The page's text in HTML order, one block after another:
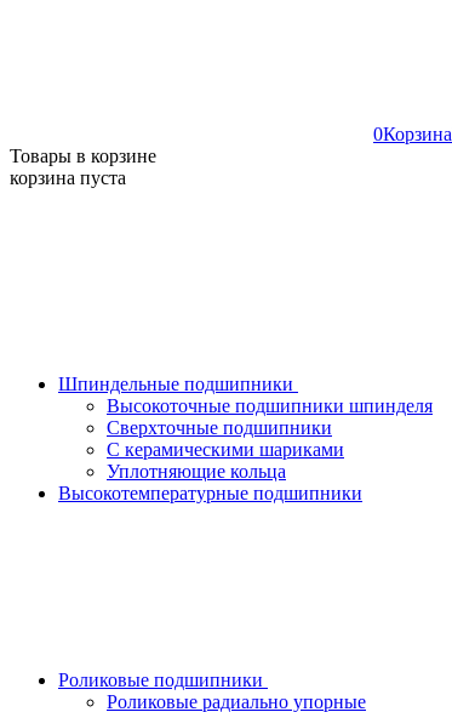
0Корзина
Товары в корзине
корзина пуста
Шпиндельные подшипники
Высокоточные подшипники шпинделя
Сверхточные подшипники
С керамическими шариками
Уплотняющие кольца
Высокотемпературные подшипники
Роликовые подшипники
Роликовые радиально упорные